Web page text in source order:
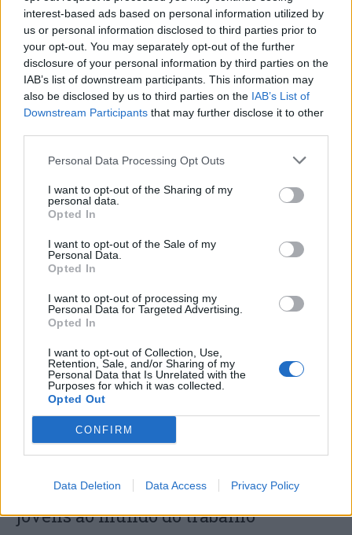
interest-based ads based on personal information utilized by
us or personal information disclosed to third parties prior to
your opt-out. You may separately opt-out of the further
disclosure of your personal information by third parties on the
IAB’s list of downstream participants. This information may
also be disclosed by us to third parties on the IAB’s List of
Downstream Participants that may further disclose it to other
Personal Data Processing Opt Outs
I want to opt-out of the Sharing of my
personal data.
Opted In
I want to opt-out of the Sale of my
Personal Data.
Opted In
I want to opt-out of processing my
Personal Data for Targeted Advertising.
Opted In
I want to opt-out of Collection, Use,
Retention, Sale, and/or Sharing of my
Personal Data that Is Unrelated with the
Purposes for which it was collected.
Opted Out
CONFIRM
Data Deletion Data Access Privacy Policy
de Castelo Branco
Castelos
ARTIGOS RELACIONADOSMAIS DO AUTOR
Deputados do PSD saúdam Banda
Sinfónica da ARMAB pelo 1º lugar no
certame internacional de Valência
Capacita Jovem de Poiares aproxima
jovens ao mundo do trabalho